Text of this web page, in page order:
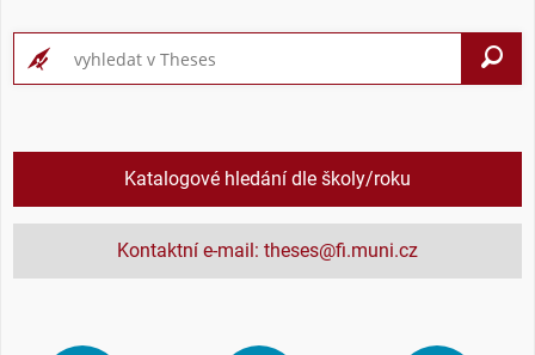
Katalogové hledání dle školy/roku
Kontaktní e-mail: theses@fi.muni.cz